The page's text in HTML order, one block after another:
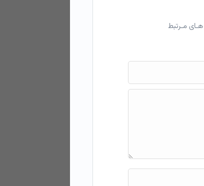
مـرتبط